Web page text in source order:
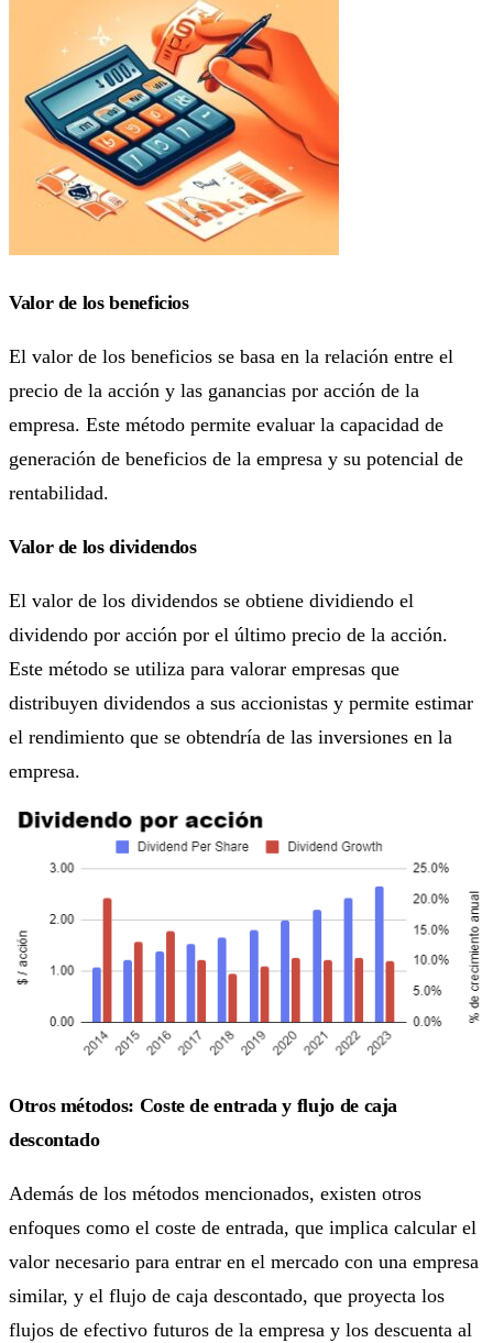
Valor de los beneficios
El valor de los beneficios se basa en la relación entre el
precio de la acción y las ganancias por acción de la
empresa. Este método permite evaluar la capacidad de
generación de beneficios de la empresa y su potencial de
rentabilidad.
Valor de los dividendos
El valor de los dividendos se obtiene dividiendo el
dividendo por acción por el último precio de la acción.
Este método se utiliza para valorar empresas que
distribuyen dividendos a sus accionistas y permite estimar
el rendimiento que se obtendría de las inversiones en la
empresa.
Otros métodos: Coste de entrada y flujo de caja
descontado
Además de los métodos mencionados, existen otros
enfoques como el coste de entrada, que implica calcular el
valor necesario para entrar en el mercado con una empresa
similar, y el flujo de caja descontado, que proyecta los
flujos de efectivo futuros de la empresa y los descuenta al